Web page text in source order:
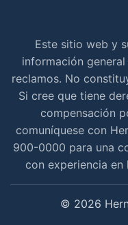
Este sitio web y
información
reclamos. No
Si cree que tiene
compensación
comuníquese con
900-0000 para una
con experiencia en
© 2026